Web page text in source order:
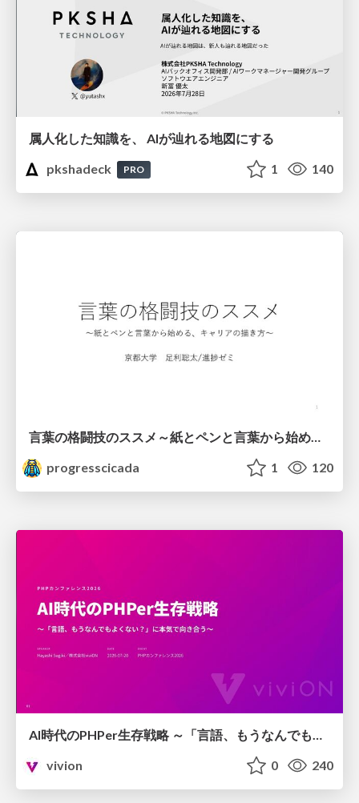
属人化した知識を、 AIが辿れる地図にする
pkshadeck
PRO 1 140
progresscicada
1 120
AI時代のPHPer生存戦略 ～「言語、もうなんでもよくない？」に本気で向き合う～
vivion
0 240